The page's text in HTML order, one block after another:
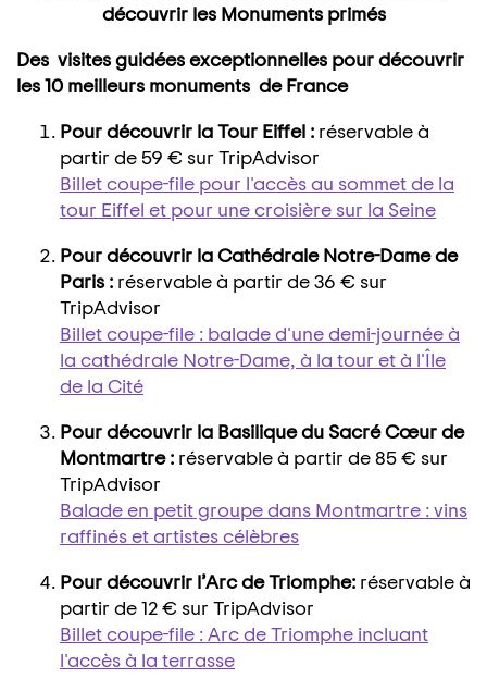
découvrir les Monuments primés
Des visites guidées exceptionnelles pour découvrir
les 10 meilleurs monuments de France
Pour découvrir la Tour Eiffel : réservable à
partir de 59 € sur TripAdvisor
Billet coupe-file pour l'accès au sommet de la
tour Eiffel et pour une croisière sur la Seine
Pour découvrir la Cathédrale Notre-Dame de
Paris : réservable à partir de 36 € sur
TripAdvisor
Billet coupe-file : balade d'une demi-journée à
la cathédrale Notre-Dame, à la tour et à l'Île
de la Cité
Pour découvrir la Basilique du Sacré Cœur de
Montmartre : réservable à partir de 85 € sur
TripAdvisor
Balade en petit groupe dans Montmartre : vins
raffinés et artistes célèbres
Pour découvrir l’Arc de Triomphe: réservable à
partir de 12 € sur TripAdvisor
Billet coupe-file : Arc de Triomphe incluant
l'accès à la terrasse